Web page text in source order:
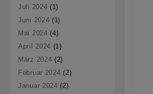
Juli 2024 (1)
Juni 2024 (1)
Mai 2024 (4)
April 2024 (1)
März 2024 (2)
Februar 2024 (2)
Januar 2024 (2)